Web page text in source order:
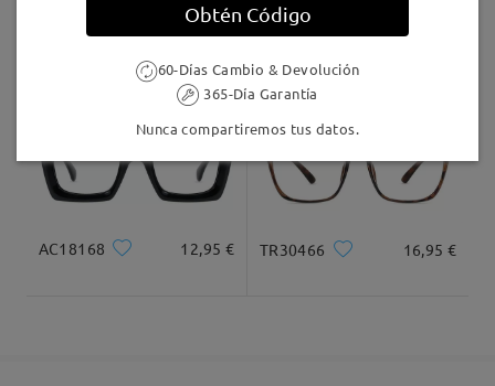
Leer todos los
comentarios
Deje su comentario
LKFS4126R 9,95 € Grace20210 27,95 €
AC18168 12,95 € TR30466 16,95 €
Obtén Código
60-Días Cambio & Devolución
365-Día Garantía
Nunca compartiremos tus datos.